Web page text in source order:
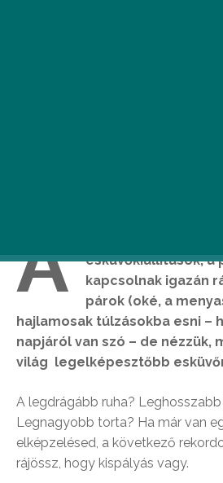
A
esküvőkiállítások, a
kapcsolnak igazán
párok (oké, a
hajlamosak túlzásokba esni –
napjáról van szó – de nézzük,
világ legelképesztőbb
A legdrágább ruha?
Legnagyobb torta? Ha már van
elképzelésed, a következő
rájössz, hogy kispályás vagy.